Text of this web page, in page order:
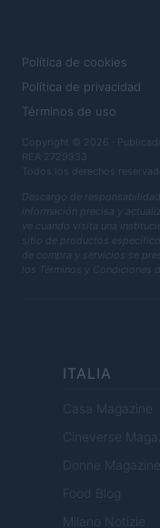
Política de cookies
Política de privacidad
Términos de uso
Copyright © 2026 ·
REA 2729933
Todos los derechos
Descargo de
información precisa y
ve cuando visita una
sitio de productos
de compra y servicios se
los Términos y Condiciones
ITALIA
Casa Magazine
Cineverse
Donne Magazine
Food Blog
Milano Notizie